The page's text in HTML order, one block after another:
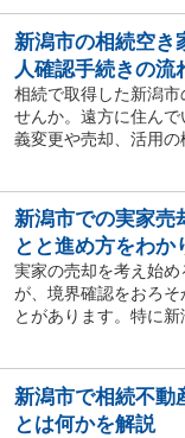
新潟市の相続空き
人確認手続きの流
相続で取得した新潟
せんか。遠方に住ん
義変更や売却、活用の
新潟市での実家売
とと進め方をわか
実家の売却を考え始
が、境界確認をおろ
とがあります。特に
新潟市で相続不動
とは何かを解説